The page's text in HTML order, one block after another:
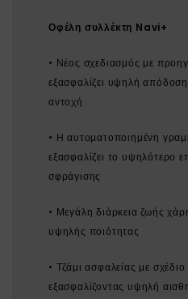
Οφέλη συλλέκτη Navi+
• Νέος σχεδιασμός με
εξασφαλίζει υψηλή
αντοχή
• Η αυτοματοποιημένη
εξασφαλίζει το υψηλότερο
σφράγισης
• Μεγάλη διάρκεια ζωής
υψηλής ποιότητας
• Τζάμι ασφαλείας με
εξασφαλίζοντας υψηλή